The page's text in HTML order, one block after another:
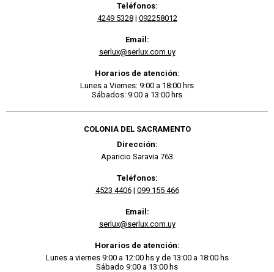
Teléfonos:
4249 5328| 092258012
Email:
serlux@serlux.com.uy
Horarios de atención:
Lunes a Viernes: 9:00 a 18:00 hrs
Sábados: 9:00 a 13:00 hrs
COLONIA DEL SACRAMENTO
Dirección:
Aparicio Saravia 763
Teléfonos:
4523 4406| 099 155 466
Email:
serlux@serlux.com.uy
Horarios de atención:
Lunes a viernes 9:00 a 12:00 hs y de 13:00 a 18:00 hs
Sábado 9:00 a 13:00 hs